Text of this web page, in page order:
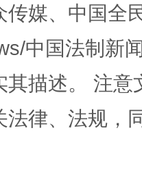
传媒、中国全
中国法制新
其描述。 注
法律、法规，